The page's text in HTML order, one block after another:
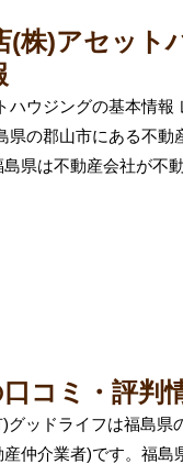
(株)アセット
ハウジングの基本情報
県の郡山市にある不動
県は不動産会社が不
コミ・評判
グッドライフは福島県
仲介業者)です。福島